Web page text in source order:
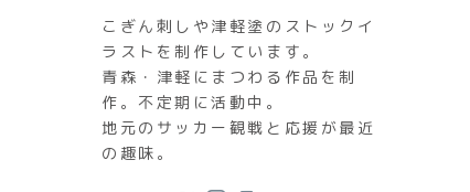
こぎん刺しや津軽塗のストックイ
ラストを制作しています。
青森・津軽にまつわる作品を制
作。不定期に活動中。
地元のサッカー観戦と応援が最近
の趣味。